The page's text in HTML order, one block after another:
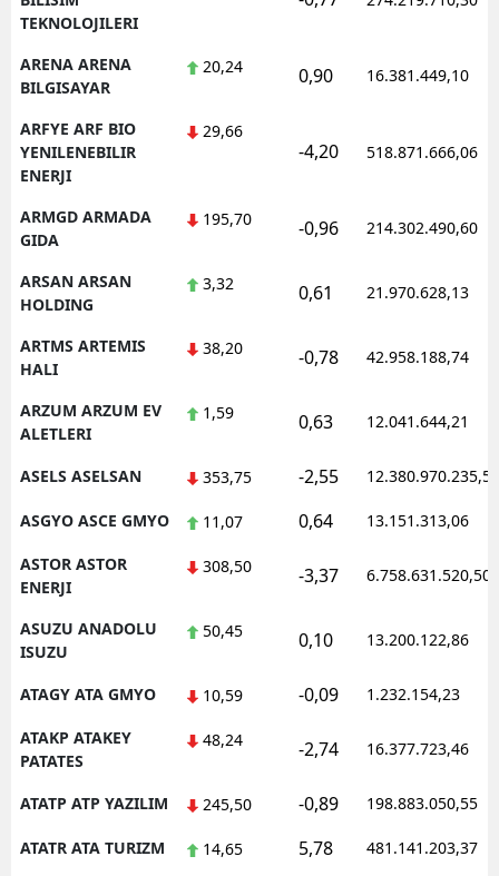
TEKNOLOJILERI
ARENA ARENA
BILGISAYAR
20,24 0,90 16.381.449,10
ARFYE ARF BIO
YENILENEBILIR
ENERJI
29,66
-4,20 518.871.666,06
ARMGD ARMADA
GIDA
195,70 -0,96 214.302.490,60
ARSAN ARSAN
HOLDING
3,32 0,61 21.970.628,13
ARTMS ARTEMIS
HALI
38,20 -0,78 42.958.188,74
ARZUM ARZUM EV
ALETLERI
1,59 0,63 12.041.644,21
ASELS ASELSAN 353,75 -2,55 12.380.970.235,50
ASGYO ASCE GMYO 11,07 0,64 13.151.313,06
ASTOR ASTOR
ENERJI
308,50 -3,37 6.758.631.520,50
ASUZU ANADOLU
ISUZU
50,45 0,10 13.200.122,86
ATAGY ATA GMYO 10,59 -0,09 1.232.154,23
ATAKP ATAKEY
PATATES
48,24 -2,74 16.377.723,46
ATATP ATP YAZILIM 245,50 -0,89 198.883.050,55
ATATR ATA TURIZM 14,65 5,78 481.141.203,37